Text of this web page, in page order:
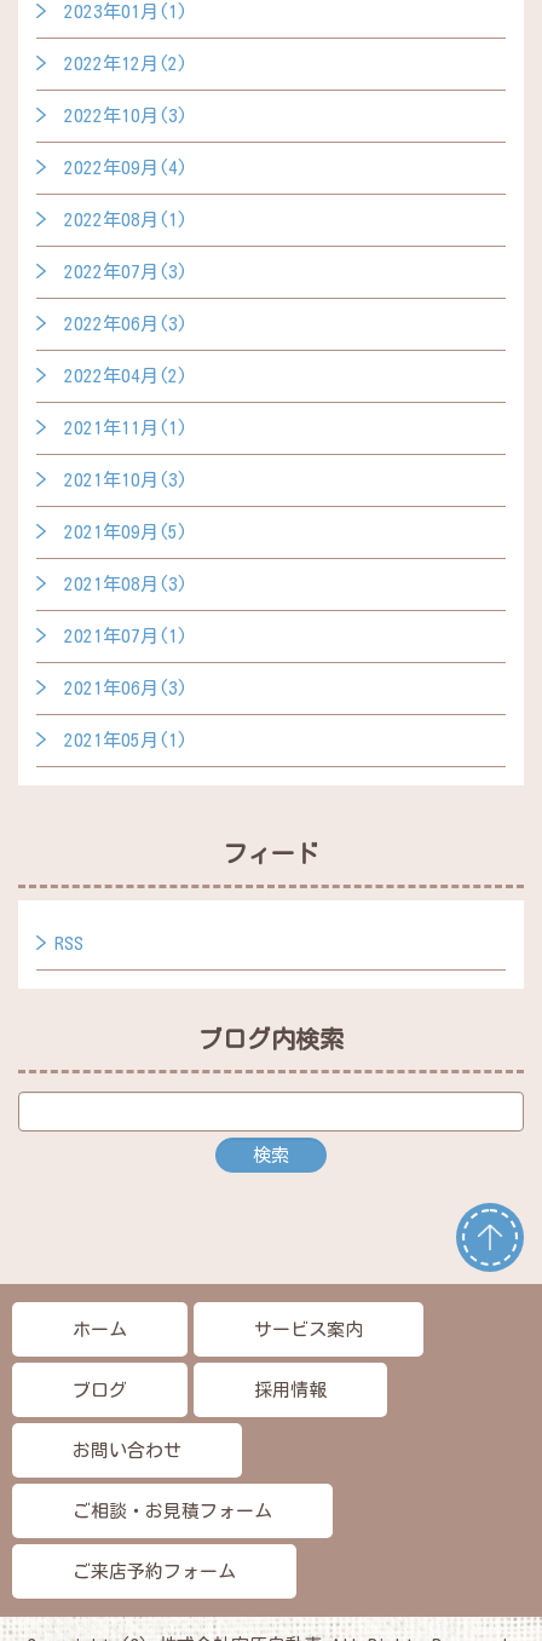
2023年01月(1)
2022年12月(2)
2022年10月(3)
2022年09月(4)
2022年08月(1)
2022年07月(3)
2022年06月(3)
2022年04月(2)
2021年11月(1)
2021年10月(3)
2021年09月(5)
2021年08月(3)
2021年07月(1)
2021年06月(3)
2021年05月(1)
フィード
RSS
ブログ内検索
ホーム サービス案内
ブログ 採用情報
お問い合わせ
ご相談・お見積フォーム
ご来店予約フォーム